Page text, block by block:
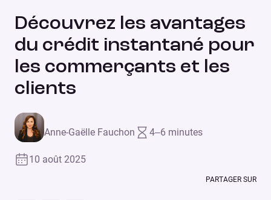
Découvrez les avantages
du crédit instantané pour
les commerçants et les
clients
Anne-Gaëlle Fauchon 4–6 minutes
10 août 2025
PARTAGER SUR